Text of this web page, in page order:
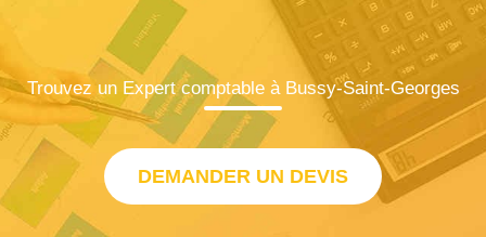
Trouvez un Expert comptable à Bussy-Saint-Georges
DEMANDER UN DEVIS